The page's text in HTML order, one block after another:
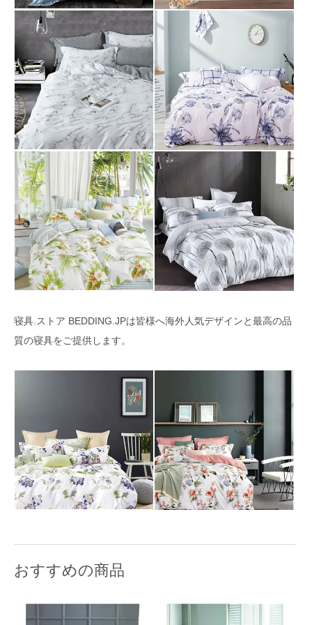
寝具.ストア BEDDING.JPは皆様へ海外人気デザインと最高の品
質の寝具をご提供します。
おすすめの商品